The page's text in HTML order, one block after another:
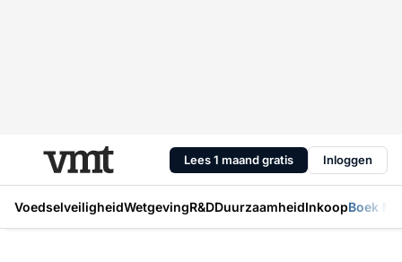
Lees 1 maand gratis Inloggen
VoedselveiligheidWetgevingR&DDuurzaamheidInkoopBoek